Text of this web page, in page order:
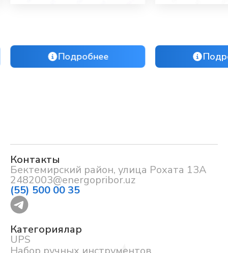
Подробнее
Контакты
Бектемирский район, улица Рохата 13А
2482003@energopribor.uz
(55) 500 00 35
Категориялар
UPS